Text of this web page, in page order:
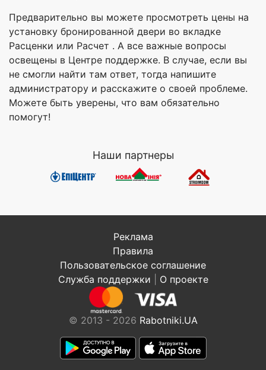
Предварительно вы можете просмотреть цены на
установку бронированной двери во вкладке
Расценки или Расчет . А все важные вопросы
освещены в Центре поддержке. В случае, если вы
не смогли найти там ответ, тогда напишите
администратору и расскажите о своей проблеме.
Можете быть уверены, что вам обязательно
помогут!
Наши партнеры
Реклама
Правила
Пользовательское соглашение
Служба поддержки
О проекте
© 2013 - 2026 Rabotniki.UA